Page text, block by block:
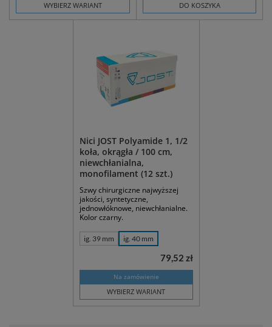
WYBIERZ WARIANT DO KOSZYKA
Nici JOST Polyamide 1, 1/2
koła, okrągła / 100 cm,
niewchłanialna,
monofilament (12 szt.)
Szwy chirurgiczne najwyższej
jakości, syntetyczne,
jednowłóknowe, niewchłanialne.
Kolor czarny.
ig. 39 mm ig. 40 mm
Na zamówienie
WYBIERZ WARIANT
79,52 zł